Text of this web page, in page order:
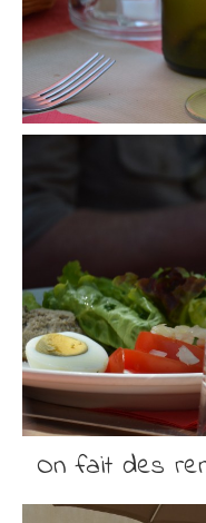
On fait des